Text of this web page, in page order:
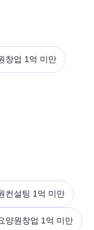
창업 1억 미만
컨설팅 1억 미만
양원창업 1억 미만